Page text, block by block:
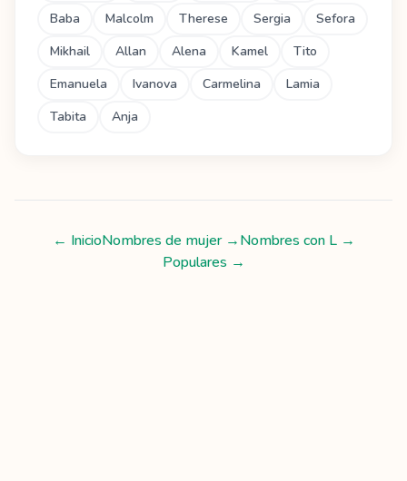
Baba
Malcolm Therese Sergia
Sefora
Mikhail
Allan Alena Kamel
Tito
Emanuela
Ivanova Carmelina
Lamia
Tabita
Anja
← InicioNombres de mujer→Nombres con L→
Populares →